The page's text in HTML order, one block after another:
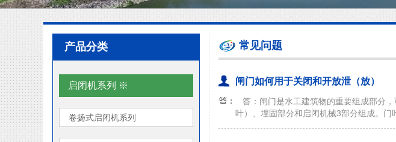
产品分类
启闭机系列 ※
卷扬式启闭机系列
常见问题
闸门如何用于关闭和开放泄（放）
答：闸门是水工建筑物的重要组成部分
叶）、埋固部分和启闭机械3部分组成。